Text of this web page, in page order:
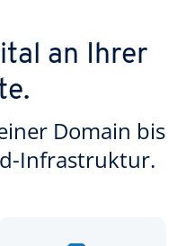
an Ihrer
Domain bis
Infrastruktur.